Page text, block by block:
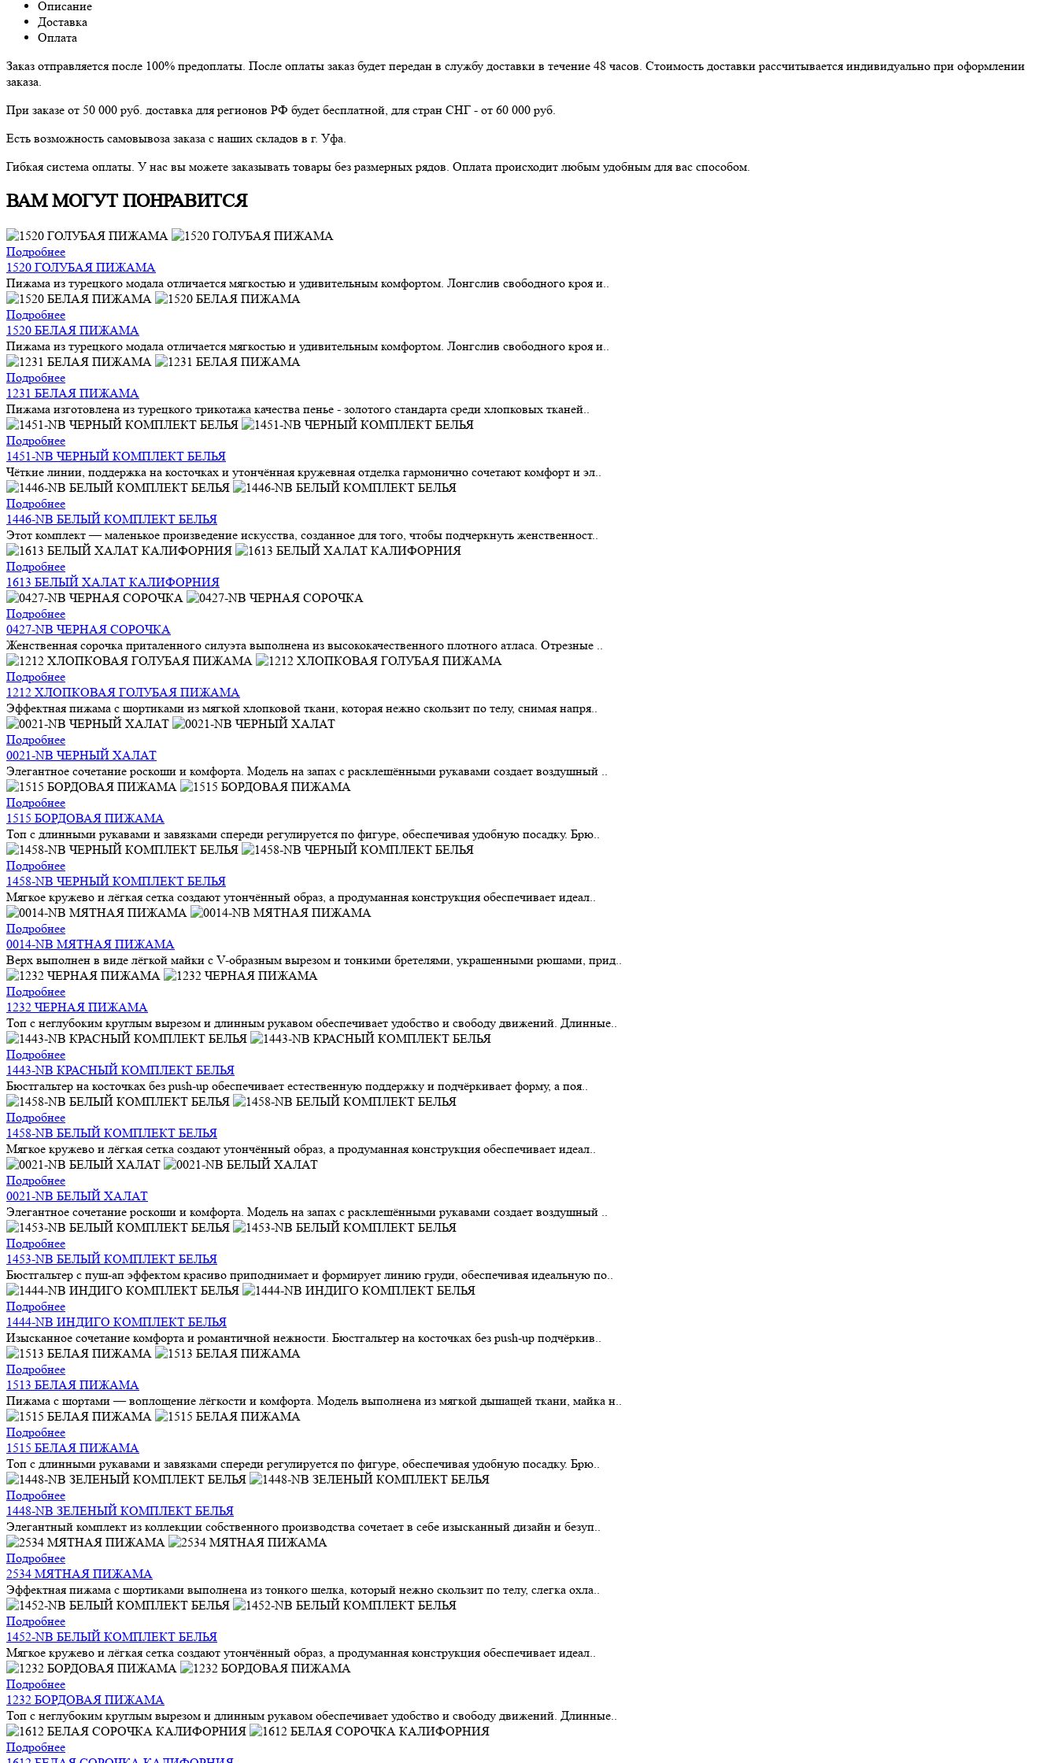
Описание
Доставка
Оплата
Заказ отправляется после 100% предоплаты. После оплаты заказ будет передан в службу доставки в течение 48 часов. Стоимость доставки рассчитывается индивидуально при оформлении
заказа.
При заказе от 50 000 руб. доставка для регионов РФ будет бесплатной, для стран СНГ - от 60 000 руб.
Есть возможность самовывоза заказа с наших складов в г. Уфа.
Гибкая система оплаты. У нас вы можете заказывать товары без размерных рядов. Оплата происходит любым удобным для вас способом.
ВАМ МОГУТ ПОНРАВИТСЯ
Подробнее
1520 ГОЛУБАЯ ПИЖАМА
Пижама из турецкого модала отличается мягкостью и удивительным комфортом. Лонгслив свободного кроя и..
Подробнее
1520 БЕЛАЯ ПИЖАМА
Пижама из турецкого модала отличается мягкостью и удивительным комфортом. Лонгслив свободного кроя и..
Подробнее
1231 БЕЛАЯ ПИЖАМА
Пижама изготовлена из турецкого трикотажа качества пенье - золотого стандарта среди хлопковых тканей..
Подробнее
1451-NB ЧЕРНЫЙ КОМПЛЕКТ БЕЛЬЯ
Чёткие линии, поддержка на косточках и утончённая кружевная отделка гармонично сочетают комфорт и эл..
Подробнее
1446-NB БЕЛЫЙ КОМПЛЕКТ БЕЛЬЯ
Этот комплект — маленькое произведение искусства, созданное для того, чтобы подчеркнуть женственност..
Подробнее
1613 БЕЛЫЙ ХАЛАТ КАЛИФОРНИЯ
Подробнее
0427-NB ЧЕРНАЯ СОРОЧКА
Женственная сорочка приталенного силуэта выполнена из высококачественного плотного атласа. Отрезные ..
Подробнее
1212 ХЛОПКОВАЯ ГОЛУБАЯ ПИЖАМА
Эффектная пижама с шортиками из мягкой хлопковой ткани, которая нежно скользит по телу, снимая напря..
Подробнее
0021-NB ЧЕРНЫЙ ХАЛАТ
Элегантное сочетание роскоши и комфорта. Модель на запах с расклешёнными рукавами создает воздушный ..
Подробнее
1515 БОРДОВАЯ ПИЖАМА
Топ с длинными рукавами и завязками спереди регулируется по фигуре, обеспечивая удобную посадку. Брю..
Подробнее
1458-NB ЧЕРНЫЙ КОМПЛЕКТ БЕЛЬЯ
Мягкое кружево и лёгкая сетка создают утончённый образ, а продуманная конструкция обеспечивает идеал..
Подробнее
0014-NB МЯТНАЯ ПИЖАМА
Верх выполнен в виде лёгкой майки с V-образным вырезом и тонкими бретелями, украшенными рюшами, прид..
Подробнее
1232 ЧЕРНАЯ ПИЖАМА
Топ с неглубоким круглым вырезом и длинным рукавом обеспечивает удобство и свободу движений. Длинные..
Подробнее
1443-NB КРАСНЫЙ КОМПЛЕКТ БЕЛЬЯ
Бюстгальтер на косточках без push-up обеспечивает естественную поддержку и подчёркивает форму, а поя..
Подробнее
1458-NB БЕЛЫЙ КОМПЛЕКТ БЕЛЬЯ
Мягкое кружево и лёгкая сетка создают утончённый образ, а продуманная конструкция обеспечивает идеал..
Подробнее
0021-NB БЕЛЫЙ ХАЛАТ
Элегантное сочетание роскоши и комфорта. Модель на запах с расклешёнными рукавами создает воздушный ..
Подробнее
1453-NB БЕЛЫЙ КОМПЛЕКТ БЕЛЬЯ
Бюстгальтер с пуш-ап эффектом красиво приподнимает и формирует линию груди, обеспечивая идеальную по..
Подробнее
1444-NB ИНДИГО КОМПЛЕКТ БЕЛЬЯ
Изысканное сочетание комфорта и романтичной нежности. Бюстгальтер на косточках без push-up подчёркив..
Подробнее
1513 БЕЛАЯ ПИЖАМА
Пижама с шортами — воплощение лёгкости и комфорта. Модель выполнена из мягкой дышащей ткани, майка н..
Подробнее
1515 БЕЛАЯ ПИЖАМА
Топ с длинными рукавами и завязками спереди регулируется по фигуре, обеспечивая удобную посадку. Брю..
Подробнее
1448-NB ЗЕЛЕНЫЙ КОМПЛЕКТ БЕЛЬЯ
Элегантный комплект из коллекции собственного производства сочетает в себе изысканный дизайн и безуп..
Подробнее
2534 МЯТНАЯ ПИЖАМА
Эффектная пижама с шортиками выполнена из тонкого шелка, который нежно скользит по телу, слегка охла..
Подробнее
1452-NB БЕЛЫЙ КОМПЛЕКТ БЕЛЬЯ
Мягкое кружево и лёгкая сетка создают утончённый образ, а продуманная конструкция обеспечивает идеал..
Подробнее
1232 БОРДОВАЯ ПИЖАМА
Топ с неглубоким круглым вырезом и длинным рукавом обеспечивает удобство и свободу движений. Длинные..
Подробнее